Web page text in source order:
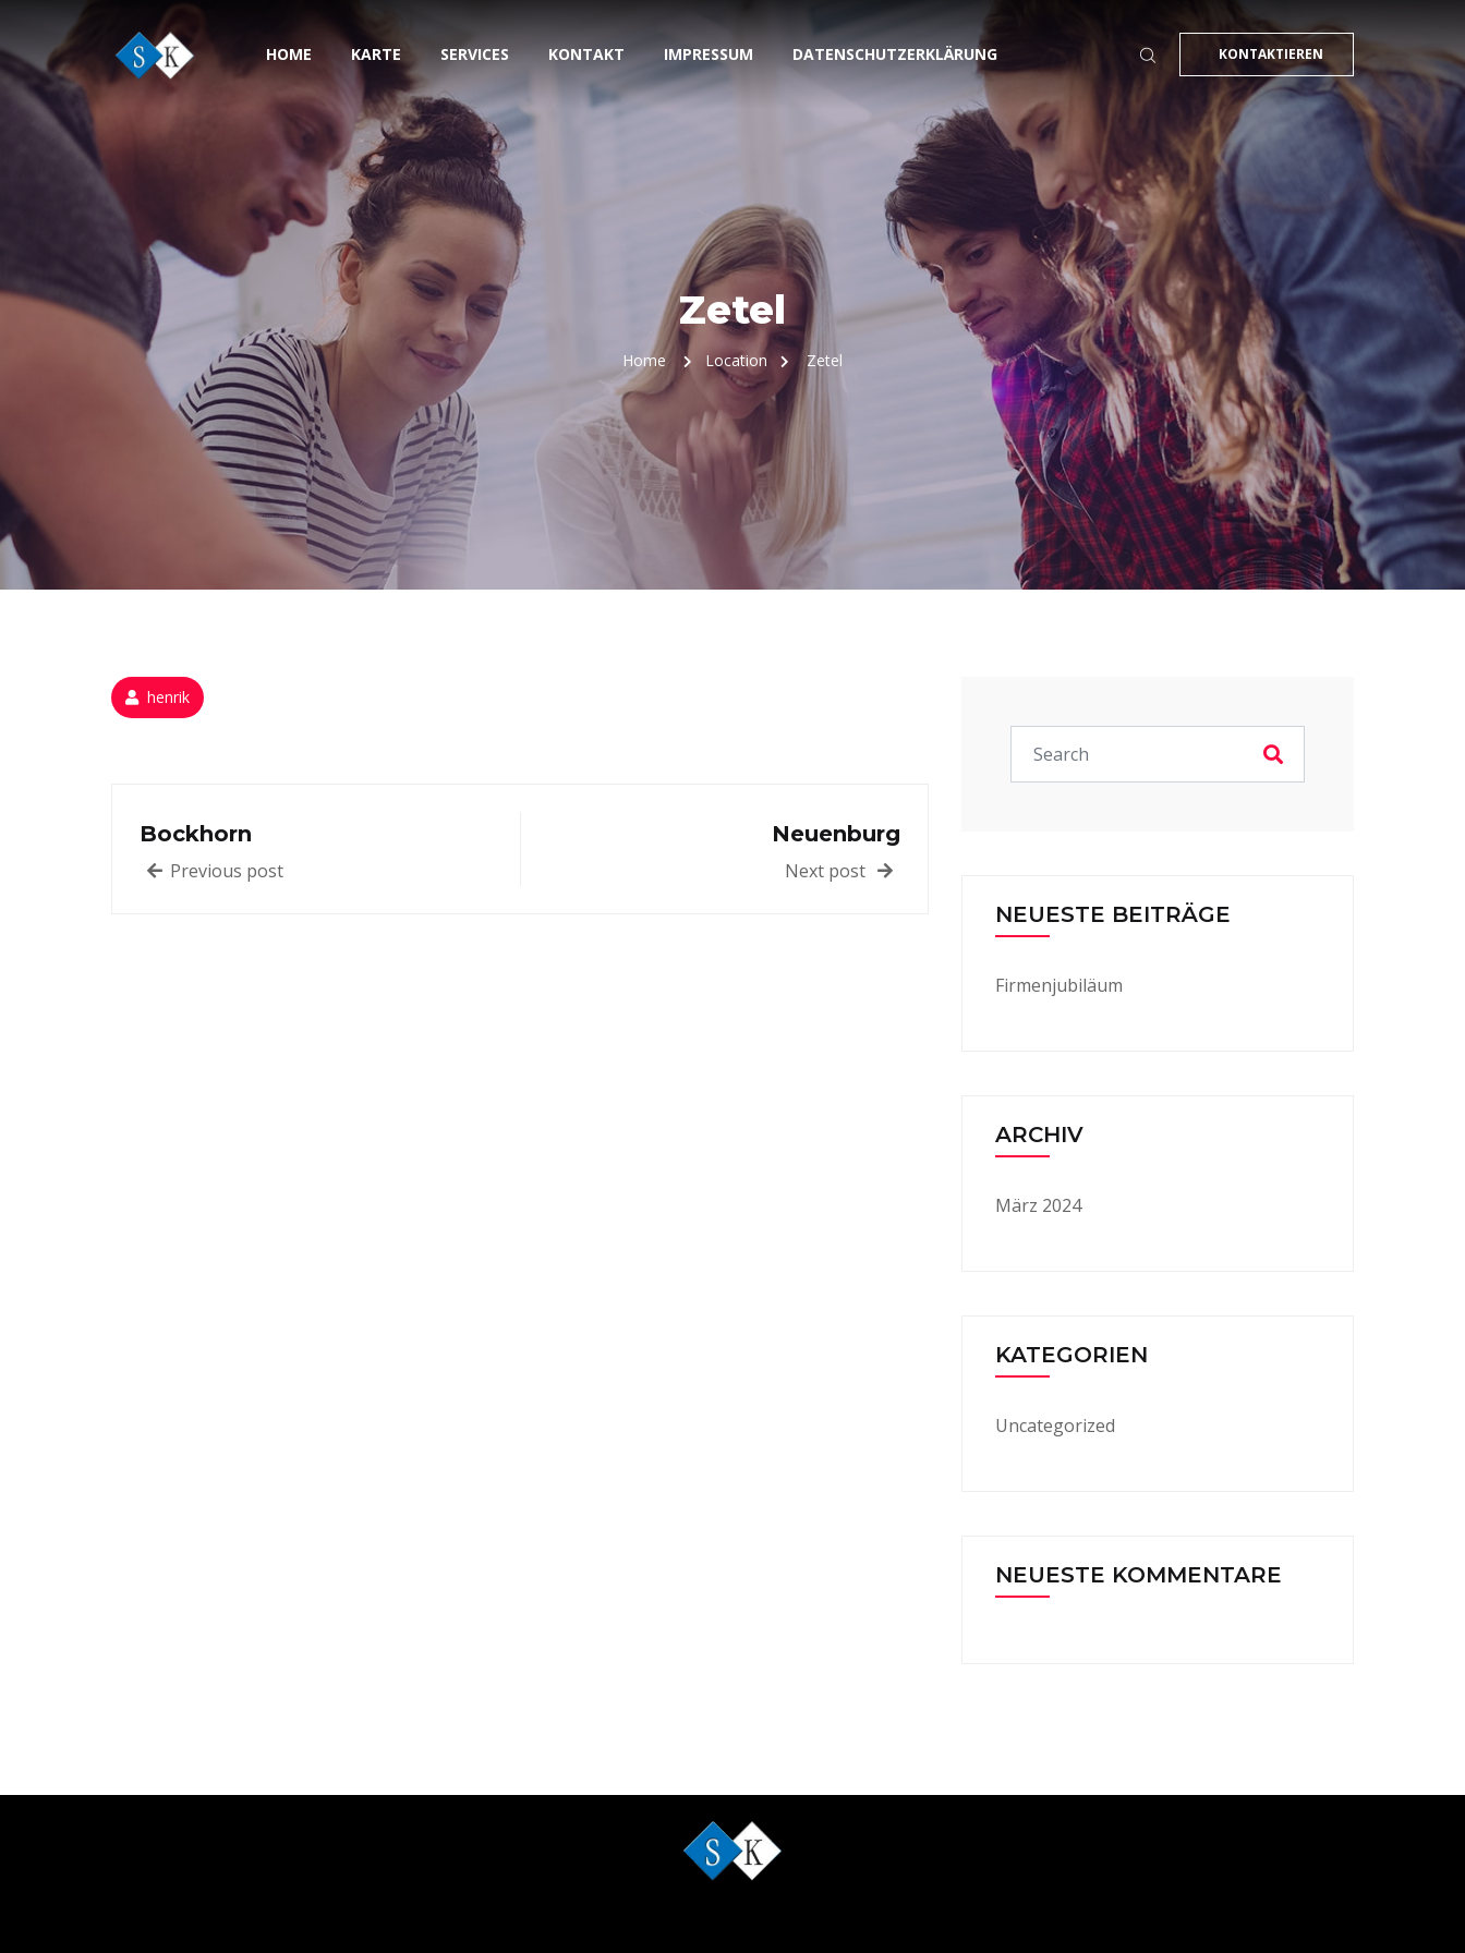
HOME KARTE SERVICES KONTAKT IMPRESSUM DATENSCHUTZERKLÄRUNG KONTAKTIEREN
Zetel
Home Location Zetel
henrik
Bockhorn
Previous post
Neuenburg
Next post
NEUESTE BEITRÄGE
Firmenjubiläum
ARCHIV
März 2024
KATEGORIEN
Uncategorized
NEUESTE KOMMENTARE